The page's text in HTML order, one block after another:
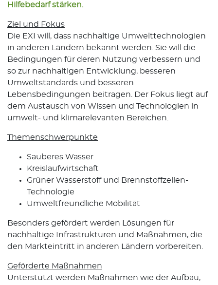
Hilfebedarf stärken.
Ziel und Fokus
Die EXI will, dass nachhaltige Umwelttechnologien
in anderen Ländern bekannt werden. Sie will die
Bedingungen für deren Nutzung verbessern und
so zur nachhaltigen Entwicklung, besseren
Umweltstandards und besseren
Lebensbedingungen beitragen. Der Fokus liegt auf
dem Austausch von Wissen und Technologien in
umwelt- und klimarelevanten Bereichen.
Themenschwerpunkte
Sauberes Wasser
Kreislaufwirtschaft
Grüner Wasserstoff und Brennstoffzellen-
Technologie
Umweltfreundliche Mobilität
Besonders gefördert werden Lösungen für
nachhaltige Infrastrukturen und Maßnahmen, die
den Markteintritt in anderen Ländern vorbereiten.
Geförderte Maßnahmen
Unterstützt werden Maßnahmen wie der Aufbau,